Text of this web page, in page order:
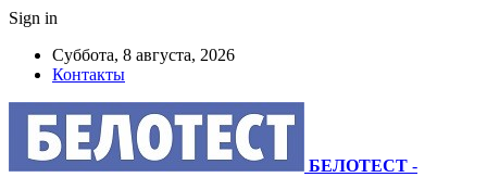
Sign in
Суббота, 8 августа, 2026
Контакты
БЕЛОТЕСТ -